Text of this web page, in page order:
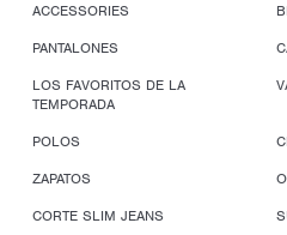
ACCESSORIES
PANTALONES
LOS FAVORITOS DE LA
TEMPORADA
POLOS
ZAPATOS
CORTE SLIM JEANS